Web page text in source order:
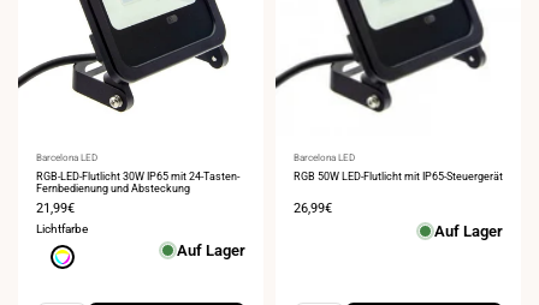
Anbieter:
Barcelona LED
RGB-LED-Flutlicht 30W IP65 mit 24-Tasten-
Fernbedienung und Absteckung
Verkaufspreis
21,99€
Lichtfarbe
Rgb Auf Lager
Anbieter:
Barcelona LED
RGB 50W LED-Flutlicht mit IP65-Steuergerät
Verkaufspreis
26,99€
Auf Lager